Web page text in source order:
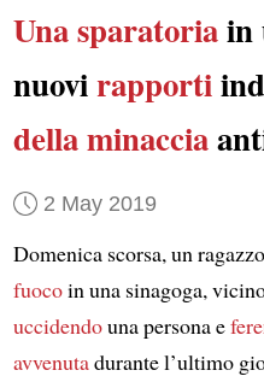
Una sparatoriain
nuovirapporti
della minaccia
2 May 2019
Domenica scorsa, un
fuocoin una sinagoga,
uccidendouna persona e
avvenutadurante l’ultimo